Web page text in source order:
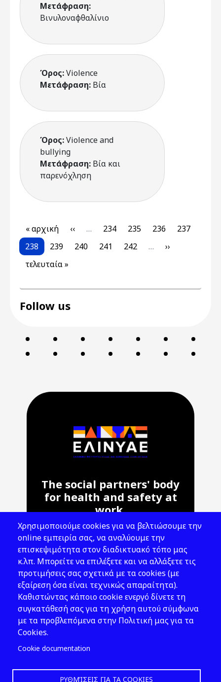
Μετάφραση:
Βινυλοναφθαλίνιο
Όρος:Violence
Μετάφραση: Βία
Όρος:Violence and
bullying
Μετάφραση: Βία και
παρενόχληση
First page
« αρχική Previous page
‹‹ … Page
234 Page
235 Page
236 Page
237
Current page
238 Page
239 Page
240 Page
241 Page
242 … Next page
››
Last page
τελευταία »
Follow us
The social partners' body
for health and safety at
work.
Address: 143 Liosion & 6 Thirsiou, 104
45, Athens
T: 210 82 00 100
e: info@elinyae.gr
Follow Us
Χρησιμοποιούμε cookies για να βελτιώσουμε την
online εμπειρία σας, να αναλύουμε την
επισκεψιμότητα στον διαδικτυακό τόπο μας
κ.λπ. Μπορείτε να επιλέξετε και να αλλάξετε τις
προτιμήσεις σας σχετικά με τα cookies (με
εξαίρεση όσα είναι τεχνικώς απαραίτητα).
Καθιστώντας κάποιο cookie ενεργό δίνετε τη
συγκατάθεσή σας για τη χρήση αυτού σύμφωνα
με τα προβλεπόμενα στην Πολιτική μας για τα
Cookies.
Cookie documentation
ΡΥΘΜΊΣΕΙΣ ΓΙΑ ΤΑ COOKIES